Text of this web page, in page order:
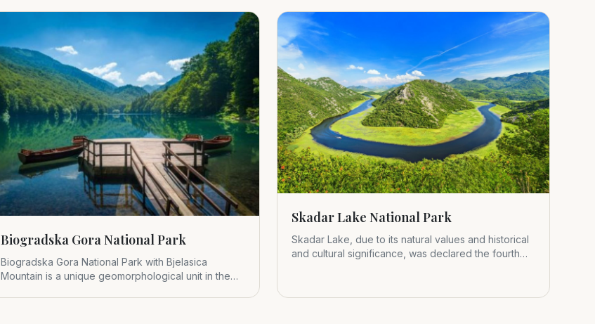
Biogradska Gora National Park
Biogradska Gora National Park with Bjelasica
Mountain is a unique geomorphological unit in the
Skadar Lake National Park
Skadar Lake, due to its natural values and historical
and cultural significance, was declared the fourth